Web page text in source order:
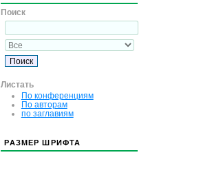
Поиск
Листать
По конференциям
По авторам
по заглавиям
РАЗМЕР ШРИФТА